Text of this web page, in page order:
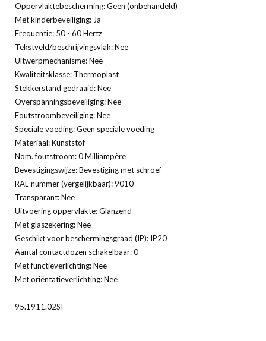
Oppervlaktebescherming: Geen (onbehandeld)
Met kinderbeveiliging: Ja
Frequentie: 50 - 60 Hertz
Tekstveld/beschrijvingsvlak: Nee
Uitwerpmechanisme: Nee
Kwaliteitsklasse: Thermoplast
Stekkerstand gedraaid: Nee
Overspanningsbeveiliging: Nee
Foutstroombeveiliging: Nee
Speciale voeding: Geen speciale voeding
Materiaal: Kunststof
Nom. foutstroom: 0 Milliampère
Bevestigingswijze: Bevestiging met schroef
RAL-nummer (vergelijkbaar): 9010
Transparant: Nee
Uitvoering oppervlakte: Glanzend
Met glaszekering: Nee
Geschikt voor beschermingsgraad (IP): IP20
Aantal contactdozen schakelbaar: 0
Met functieverlichting: Nee
Met oriëntatieverlichting: Nee
95.1911.02SI